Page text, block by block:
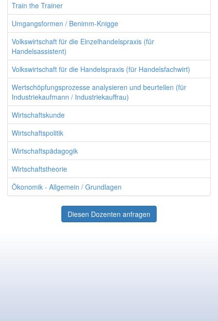
Train the Trainer
Umgangsformen / Benimm-Knigge
Volkswirtschaft für die Einzelhandelspraxis (für
Handelsassistent)
Volkswirtschaft für die Handelspraxis (für Handelsfachwirt)
Wertschöpfungsprozesse analysieren und beurteilen (für
Industriekaufmann / Industriekauffrau)
Wirtschaftskunde
Wirtschaftspolitik
Wirtschaftspädagogik
Wirtschaftstheorie
Ökonomik - Allgemein / Grundlagen
Diesen Dozenten anfragen